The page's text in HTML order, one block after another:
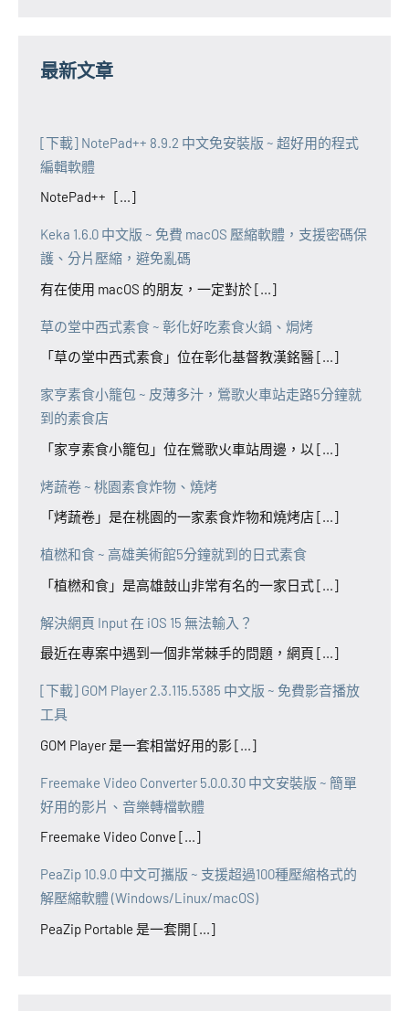
最新文章
[下載] NotePad++ 8.9.2 中文免安裝版 ~ 超好用的程式
編輯軟體
NotePad++ [...]
Keka 1.6.0 中文版 ~ 免費 macOS 壓縮軟體，支援密碼保
護、分片壓縮，避免亂碼
有在使用 macOS 的朋友，一定對於 [...]
草の堂中西式素食 ~ 彰化好吃素食火鍋、焗烤
「草の堂中西式素食」位在彰化基督教漢銘醫 [...]
家亨素食小籠包 ~ 皮薄多汁，鶯歌火車站走路5分鐘就
到的素食店
「家亨素食小籠包」位在鶯歌火車站周邊，以 [...]
烤蔬卷 ~ 桃園素食炸物、燒烤
「烤蔬卷」是在桃園的一家素食炸物和燒烤店 [...]
植橪和食 ~ 高雄美術館5分鐘就到的日式素食
「植橪和食」是高雄鼓山非常有名的一家日式 [...]
解決網頁 Input 在 iOS 15 無法輸入？
最近在專案中遇到一個非常棘手的問題，網頁 [...]
[下載] GOM Player 2.3.115.5385 中文版 ~ 免費影音播放
工具
GOM Player 是一套相當好用的影 [...]
Freemake Video Converter 5.0.0.30 中文安裝版 ~ 簡單
好用的影片、音樂轉檔軟體
Freemake Video Conve [...]
PeaZip 10.9.0 中文可攜版 ~ 支援超過100種壓縮格式的
解壓縮軟體 (Windows/Linux/macOS)
PeaZip Portable 是一套開 [...]